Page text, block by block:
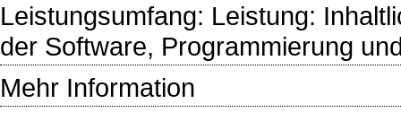
Leistungsumfang: Leistung:
der Software, Programmierung
Mehr Information